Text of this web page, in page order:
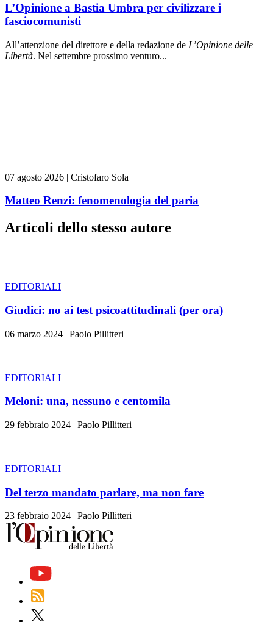
L’Opinione a Bastia Umbra per civilizzare i
fasciocomunisti
All’attenzione del direttore e della redazione de L’Opinione delle
Libertà. Nel settembre prossimo venturo...
07 agosto 2026 | Cristofaro Sola
Matteo Renzi: fenomenologia del paria
Articoli dello stesso autore
EDITORIALI
Giudici: no ai test psicoattitudinali (per ora)
06 marzo 2024 | Paolo Pillitteri
EDITORIALI
Meloni: una, nessuno e centomila
29 febbraio 2024 | Paolo Pillitteri
EDITORIALI
Del terzo mandato parlare, ma non fare
23 febbraio 2024 | Paolo Pillitteri